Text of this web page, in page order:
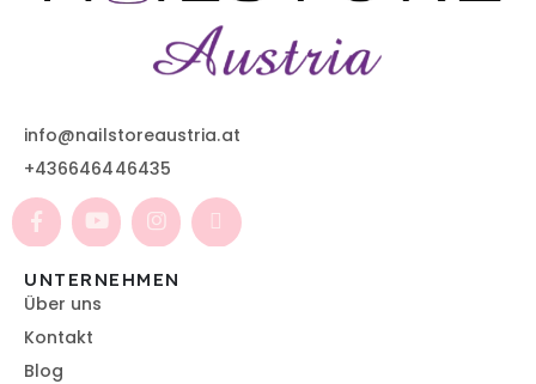
info@nailstoreaustria.at
+436646446435
UNTERNEHMEN
Über uns
Kontakt
Blog